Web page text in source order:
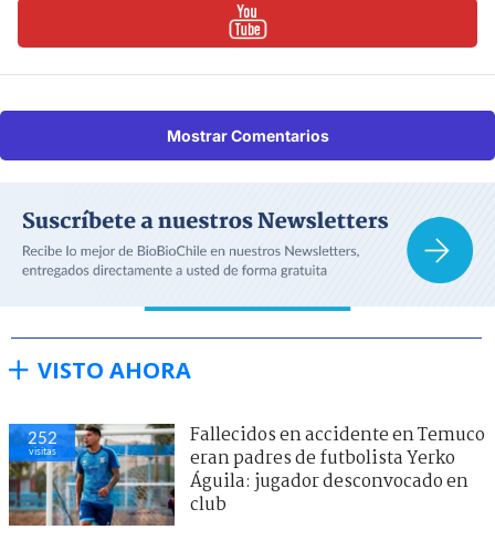
Mostrar Comentarios
VISTO AHORA
252
visitas
Fallecidos en accidente en Temuco
eran padres de futbolista Yerko
Águila: jugador desconvocado en
club